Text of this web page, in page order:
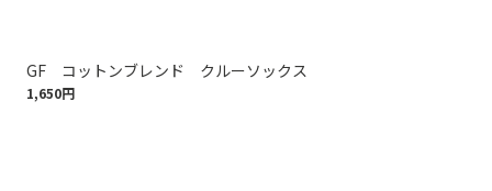
GF コットンブレンド クルーソックス
1,650円